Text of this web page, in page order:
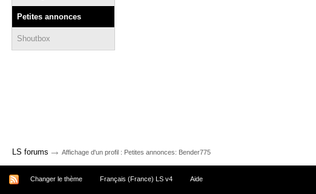
Petites annonces
Shoutbox
LS forums → Affichage d'un profil : Petites annonces: Bender775
Changer le thème Français (France) LS v4 Aide